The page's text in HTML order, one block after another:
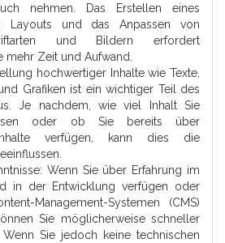
nehmen. Das Erstellen eines
Layouts und das Anpassen von
und Bildern erfordert
Zeit und Aufwand.
hochwertiger Inhalte wie Texte,
Grafiken ist ein wichtiger Teil des
Je nachdem, wie viel Inhalt Sie
oder ob Sie bereits über
verfügen, kann dies die
Wenn Sie über Erfahrung im
in der Entwicklung verfügen oder
Management-Systemen (CMS)
Sie möglicherweise schneller
Sie jedoch keine technischen